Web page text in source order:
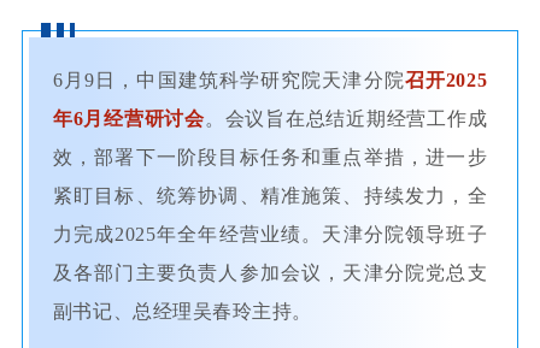
6月9日，中国建筑科学研究院天津分院召开2025
年6月经营研讨会。会议旨在总结近期经营工作成
效，部署下一阶段目标任务和重点举措，进一步
紧盯目标、统筹协调、精准施策、持续发力，全
力完成2025年全年经营业绩。天津分院领导班子
及各部门主要负责人参加会议，天津分院党总支
副书记、总经理吴春玲主持。